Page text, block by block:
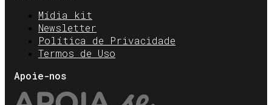
Mídia kit
Newsletter
Política de Privacidade
Termos de Uso
Apoie-nos